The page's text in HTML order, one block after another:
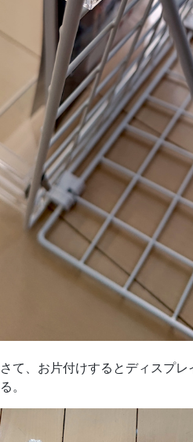
さて、お片付けするとディスプ
る。